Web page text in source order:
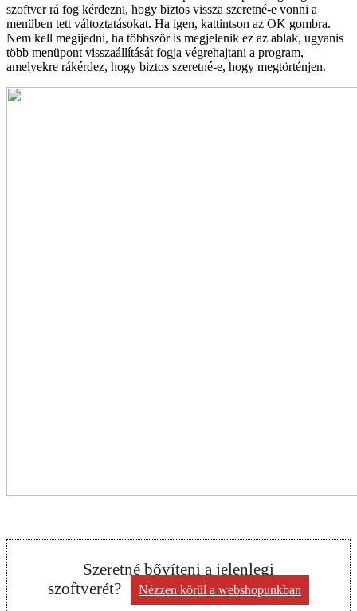
szoftver rá fog kérdezni, hogy biztos vissza szeretné-e vonni a
menüben tett változtatásokat. Ha igen, kattintson az OK gombra.
Nem kell megijedni, ha többször is megjelenik ez az ablak, ugyanis
több menüpont visszaállítását fogja végrehajtani a program,
amelyekre rákérdez, hogy biztos szeretné-e, hogy megtörténjen.
Szeretné bővíteni a jelenlegi
szoftverét?
Nézzen körül a webshopunkban